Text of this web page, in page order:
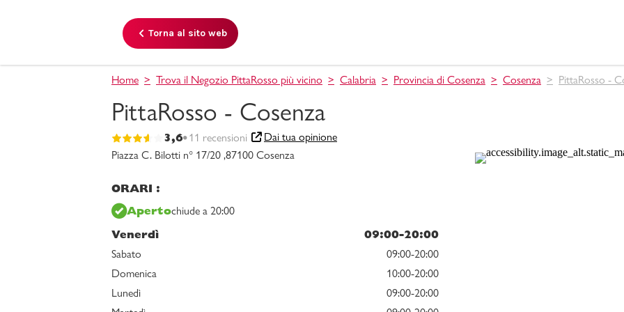
Torna al sito web
Home Trova il Negozio PittaRosso più vicino Calabria Provincia di Cosenza Cosenza PittaRosso -
PittaRosso - Cosenza
3,6 11 recensioni
Dai tua opinione
Piazza C. Bilotti n° 17/20 ,87100 Cosenza
ORARI :
Apertochiude a 20:00
Venerdì 09:00-20:00
Sabato
09:00-20:00
Domenica
10:00-20:00
Lunedì
09:00-20:00